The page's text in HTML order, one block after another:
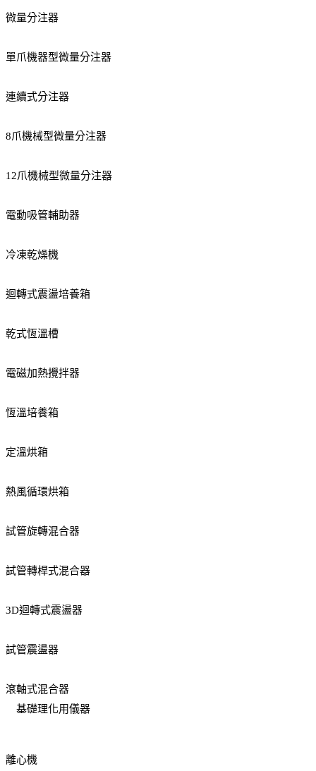
微量分注器
單爪機器型微量分注器
連續式分注器
8爪機械型微量分注器
12爪機械型微量分注器
電動吸管輔助器
冷凍乾燥機
迴轉式震盪培養箱
乾式恆溫槽
電磁加熱攪拌器
恆溫培養箱
定溫烘箱
熱風循環烘箱
試管旋轉混合器
試管轉桿式混合器
3D迴轉式震盪器
試管震盪器
滾軸式混合器
基礎理化用儀器
離心機